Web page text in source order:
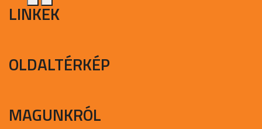
LINKEK
OLDALTÉRKÉP
MAGUNKRÓL